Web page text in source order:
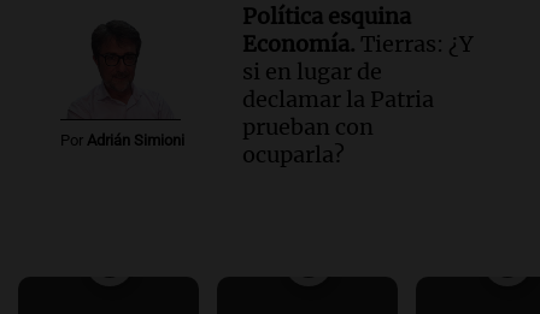
Por Adrián Simioni
Política esquina
Economía. Tierras: ¿Y
si en lugar de
declamar la Patria
prueban con
ocuparla?